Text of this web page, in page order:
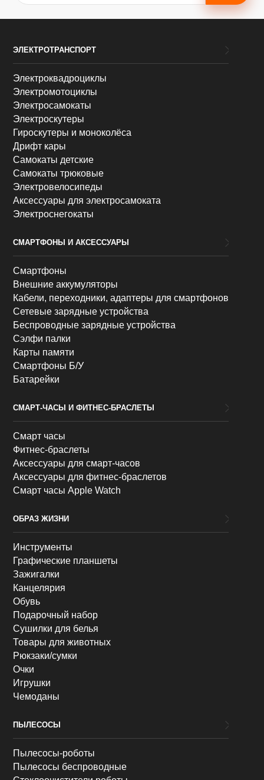
ЭЛЕКТРОТРАНСПОРТ
Электроквадроциклы
Электромотоциклы
Электросамокаты
Электроскутеры
Гироскутеры и моноколёса
Дрифт кары
Самокаты детские
Самокаты трюковые
Электровелосипеды
Аксессуары для электросамоката
Электроснегокаты
СМАРТФОНЫ И АКСЕССУАРЫ
Смартфоны
Внешние аккумуляторы
Кабели, переходники, адаптеры для смартфонов
Сетевые зарядные устройства
Беспроводные зарядные устройства
Сэлфи палки
Карты памяти
Смартфоны Б/У
Батарейки
СМАРТ-ЧАСЫ И ФИТНЕС-БРАСЛЕТЫ
Смарт часы
Фитнес-браслеты
Аксессуары для смарт-часов
Аксессуары для фитнес-браслетов
Смарт часы Apple Watch
ОБРАЗ ЖИЗНИ
Инструменты
Графические планшеты
Зажигалки
Канцелярия
Обувь
Подарочный набор
Сушилки для белья
Товары для животных
Рюкзаки/сумки
Очки
Игрушки
Чемоданы
ПЫЛЕСОСЫ
Пылесосы-роботы
Пылесосы беспроводные